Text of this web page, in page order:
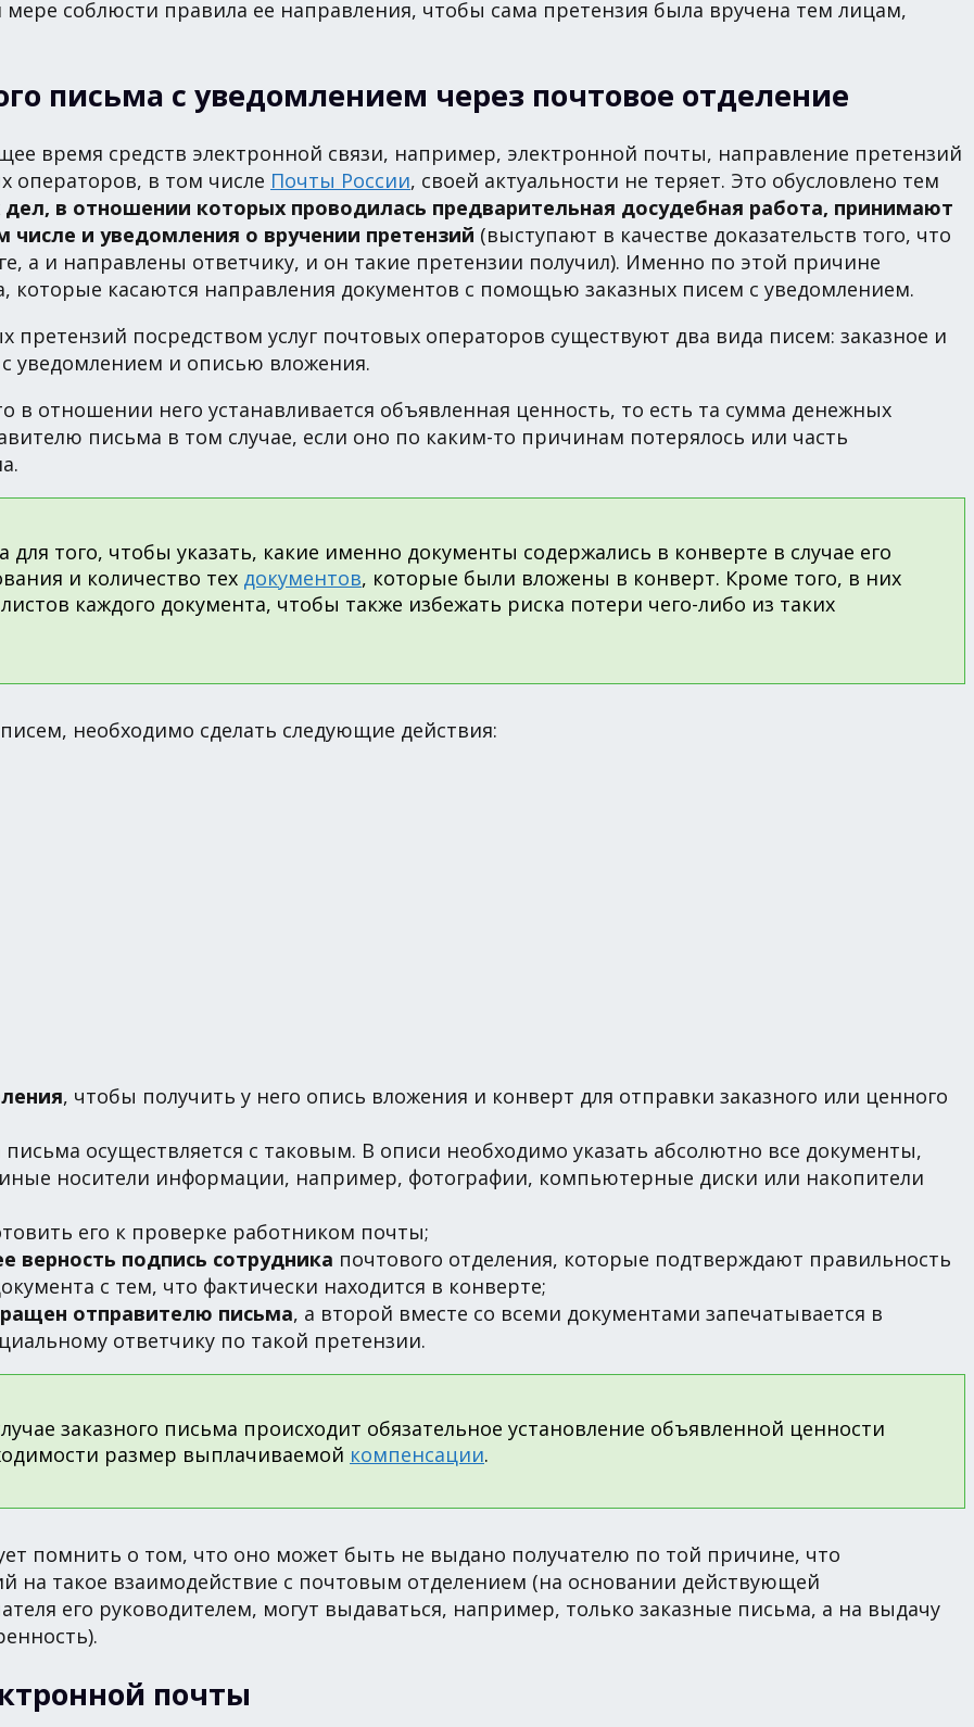
соблюсти правила ее направления, чтобы сама претензия была вручена тем лицам,
письма с уведомлением через почтовое отделение
время средств электронной связи, например, электронной почты, направление претензий
операторов, в том числе Почты России, своей актуальности не теряет. Это обусловлено тем
в отношении которых проводилась предварительная досудебная работа, принимают
числе и уведомления о вручении претензий (выступают в качестве доказательств того, что
а и направлены ответчику, и он такие претензии получил). Именно по этой причине
касаются направления документов с помощью заказных писем с уведомлением.
претензий посредством услуг почтовых операторов существуют два вида писем: заказное и
уведомлением и описью вложения.
в отношении него устанавливается объявленная ценность, то есть та сумма денежных
письма в том случае, если оно по каким-то причинам потерялось или часть
того, чтобы указать, какие именно документы содержались в конверте в случае его
и количество тех документов, которые были вложены в конверт. Кроме того, в них
каждого документа, чтобы также избежать риска потери чего-либо из таких
необходимо сделать следующие действия:
, чтобы получить у него опись вложения и конверт для отправки заказного или ценного
письма осуществляется с таковым. В описи необходимо указать абсолютно все документы,
носители информации, например, фотографии, компьютерные диски или накопители
его к проверке работником почты;
верность подпись сотрудника почтового отделения, которые подтверждают правильность
с тем, что фактически находится в конверте;
отправителю письма, а второй вместе со всеми документами запечатывается в
ответчику по такой претензии.
заказного письма происходит обязательное установление объявленной ценности
размер выплачиваемой компенсации.
помнить о том, что оно может быть не выдано получателю по той причине, что
на такое взаимодействие с почтовым отделением (на основании действующей
его руководителем, могут выдаваться, например, только заказные письма, а на выдачу
почты